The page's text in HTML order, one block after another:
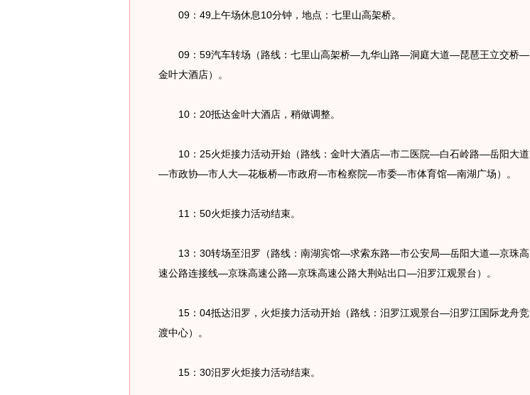
09：49上午场休息10分钟，地点：七里山高架桥。
09：59汽车转场（路线：七里山高架桥—九华山路—洞庭大道—琵琶王立交桥—
金叶大酒店）。
10：20抵达金叶大酒店，稍做调整。
10：25火炬接力活动开始（路线：金叶大酒店—市二医院—白石岭路—岳阳大道
—市政协—市人大—花板桥—市政府—市检察院—市委—市体育馆—南湖广场）。
11：50火炬接力活动结束。
13：30转场至汨罗（路线：南湖宾馆—求索东路—市公安局—岳阳大道—京珠高
速公路连接线—京珠高速公路—京珠高速公路大荆站出口—汨罗江观景台）。
15：04抵达汨罗，火炬接力活动开始（路线：汨罗江观景台—汨罗江国际龙舟竞
渡中心）。
15：30汨罗火炬接力活动结束。